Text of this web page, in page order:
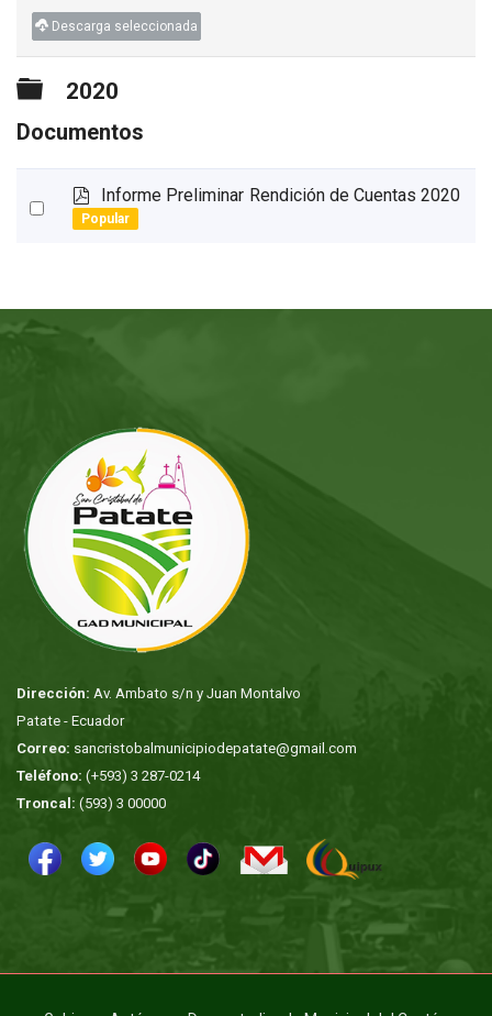
Descarga seleccionada
Carpeta
2020
Documentos
Select
p
d
f
Informe Preliminar Rendición de Cuentas 2020
Popular
Dirección: Av. Ambato s/n y Juan Montalvo
Patate - Ecuador
Correo: sancristobalmunicipiodepatate@gmail.com
Teléfono: (+593) 3 287-0214
Troncal: (593) 3 00000